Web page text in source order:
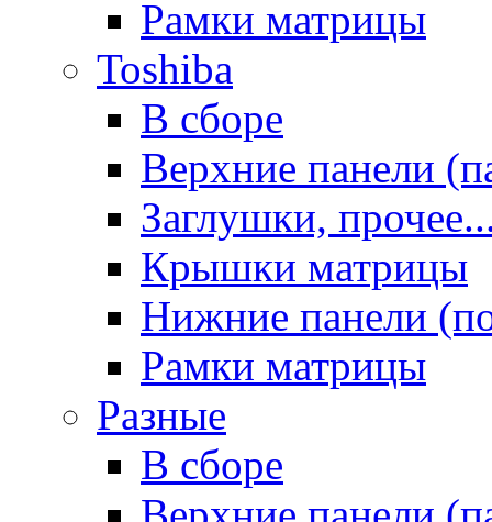
Рамки матрицы
Toshiba
В сборе
Верхние панели
Заглушки,
Крышки матрицы
Нижние панели
Рамки матрицы
Разные
В сборе